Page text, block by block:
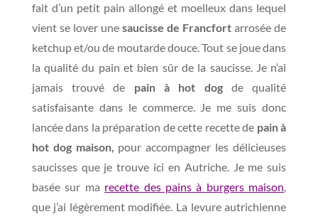
fait d’un petit pain allongé et moelleux dans lequel
vient se lover une saucisse de Francfort arrosée de
ketchup et/ou de moutarde douce. Tout se joue dans
la qualité du pain et bien sûr de la saucisse. Je n’ai
jamais trouvé de pain à hot dogde qualité
satisfaisante dans le commerce. Je me suis donc
lancée dans la préparation de cette recette de pain à
hot dog maison, pour accompagner les délicieuses
saucisses que je trouve ici en Autriche. Je me suis
basée sur ma recette des pains à burgers maison,
que j’ai légèrement modifiée. La levure autrichienne